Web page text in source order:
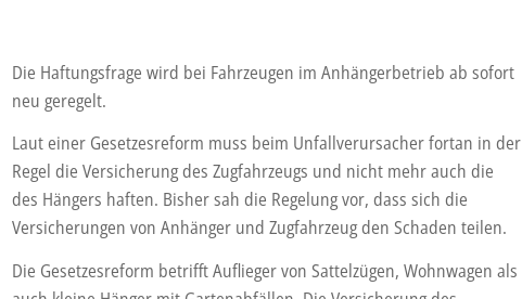
Die Haftungsfrage wird bei Fahrzeugen im Anhängerbetrieb ab sofort
neu geregelt.
Laut einer Gesetzesreform muss beim Unfallverursacher fortan in der
Regel die Versicherung des Zugfahrzeugs und nicht mehr auch die
des Hängers haften. Bisher sah die Regelung vor, dass sich die
Versicherungen von Anhänger und Zugfahrzeug den Schaden teilen.
Die Gesetzesreform betrifft Auflieger von Sattelzügen, Wohnwagen als